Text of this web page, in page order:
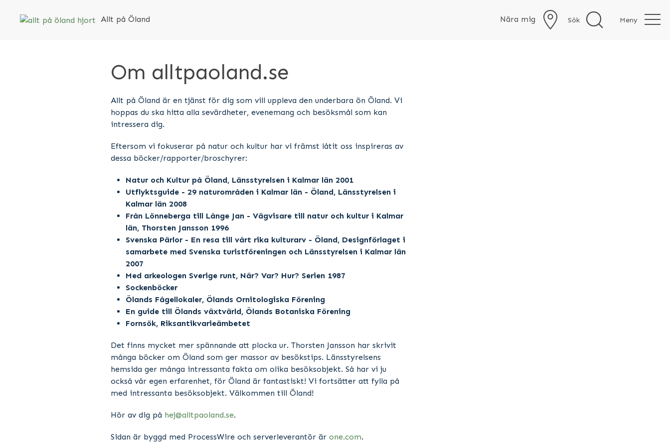
Allt på Öland Nära mig Sök Meny
Om alltpaoland.se
Allt på Öland är en tjänst för dig som vill uppleva den underbara ön Öland. Vi
hoppas du ska hitta alla sevärdheter, evenemang och besöksmål som kan
intressera dig.
Eftersom vi fokuserar på natur och kultur har vi främst låtit oss inspireras av
dessa böcker/rapporter/broschyrer:
Natur och Kultur på Öland, Länsstyrelsen i Kalmar län 2001
Utflyktsguide - 29 naturområden i Kalmar län - Öland, Länsstyrelsen i
Kalmar län 2008
Från Lönneberga till Långe Jan - Vägvisare till natur och kultur i Kalmar
län, Thorsten Jansson 1996
Svenska Pärlor - En resa till vårt rika kulturarv - Öland, Designförlaget i
samarbete med Svenska turistföreningen och Länsstyrelsen i Kalmar län
2007
Med arkeologen Sverige runt, När? Var? Hur? Serien 1987
Sockenböcker
Ölands Fågellokaler, Ölands Ornitologiska Förening
En guide till Ölands växtvärld, Ölands Botaniska Förening
Fornsök, Riksantikvarieämbetet
Det finns mycket mer spännande att plocka ur. Thorsten Jansson har skrivit
många böcker om Öland som ger massor av besökstips. Länsstyrelsens
hemsida ger många intressanta fakta om olika besöksobjekt. Så har vi ju
också vår egen erfarenhet, för Öland är fantastiskt! Vi fortsätter att fylla på
med intressanta besöksobjekt. Välkommen till Öland!
Hör av dig på hej@alltpaoland.se.
Sidan är byggd med ProcessWire och serverleverantör är one.com.